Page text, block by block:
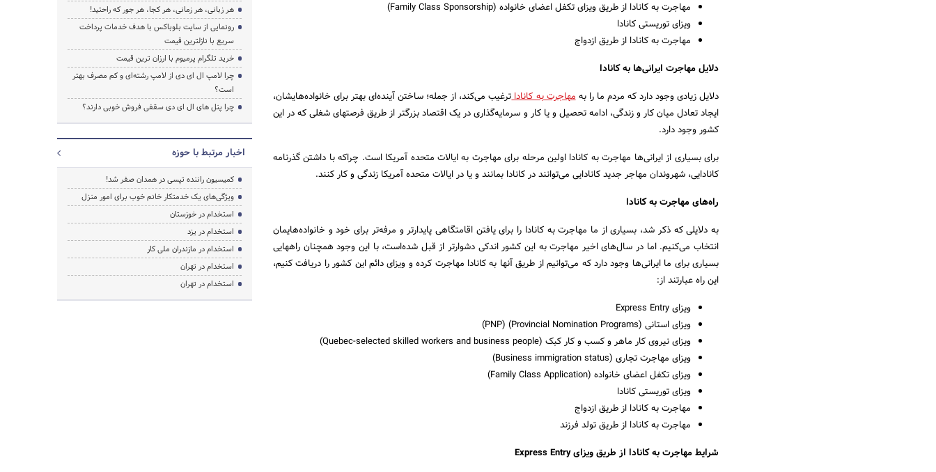
مهاجرت به کانادا از طریق ویزای تکفل اعضای خانواده (Family Class Sponsorship)
ویزای توریستی کانادا
مهاجرت به کانادا از طریق ازدواج
دلایل مهاجرت ایرانی‌­ها به کانادا
دلایل زیادی وجود دارد که مردم ما را بهمهاجرت به کاناداترغیب می‌­کند، از جمله؛ ساختن آیند‌‌‌‌‌‌‌ه­‌ای بهتر برای خانواد‌ه‌هایشان،
ایجاد تعادل میان کار و زندگی، ادامه تحصیل و یا کار و سرمایه‌­گذاری در یک اقتصاد بزرگتر از طریق فرصت­های شغلی که در این
کشور وجود دارد.
برای بسیاری از ایرانی­‌ها مهاجرت به کانادا اولین مرحله برای مهاجرت به ایالات متحده آمریکا است. چراکه با داشتن گذرنامه
کانادایی، شهروندان مهاجر جدید کانادایی می­‌توانند در کانادا بمانند و یا در ایالات متحده آمریکا زندگی و کار کنند.
راه­‌های مهاجرت به کانادا
به دلایلی که ذکر شد، بسیاری از ما مهاجرت به کانادا را برای یافتن اقامتگاهی پایدارتر و مرفه‌­تر برای خود و خانواده­‌هایمان
انتخاب می­‌کنیم. اما در سا‌‌‌ل‌­های اخیر مهاجرت به این کشور اندکی دشوارتر از قبل شد‌‌ه‌­است، با این وجود هم­چنان راه­هایی
بسیاری برای ما ایرانی‌­ها وجود دارد که می­‌توانیم از طریق آن­ها به کانادا مهاجرت کرده و ویزای دائم این کشور را دریافت کنیم،
این راه­ عبارتند از:
ویزای Express Entry
ویزای استانی (Provincial Nomination Programs) (PNP)
ویزای نیروی کار ماهر و کسب و کار کبک (Quebec-selected skilled workers and business people)
ویزای مهاجرت تجاری (Business immigration status)
ویزای تکفل اعضای خانواده (Family Class Application)
ویزای توریستی کانادا
مهاجرت به کانادا از طریق ازدواج
مهاجرت به کانادا از طریق تولد فرزند
شرایط مهاجرت به کانادا از طریق ویزای Express Entry
هر زبانی، هر زمانی، هر کجا، هر جور که راحتید!
رونمایی از سایت بلوباکس با هدف خدمات پرداخت
سریع با نازلترین قیمت
خرید تلگرام پرمیوم با ارزان ترین قیمت
چرا لامپ ال ای دی از لامپ رشته‌ای و کم مصرف بهتر
است؟
چرا پنل های ال ای دی سقفی فروش خوبی دارند؟
اخبار مرتبط با حوزه
کمیسیون راننده تپسی در همدان صفر شد!
ویژگی‌های یک خدمتکار خانم خوب برای امور منزل
استخدام در خوزستان
استخدام در یزد
استخدام در مازندران ملی کار
استخدام در تهران
استخدام در تهران